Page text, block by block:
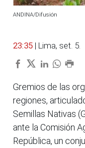
ANDINA/Difusión
23:35 | Lima, set. 5.
Gremios de las
regiones,
Semillas Nativas
ante la Comisión
República, un